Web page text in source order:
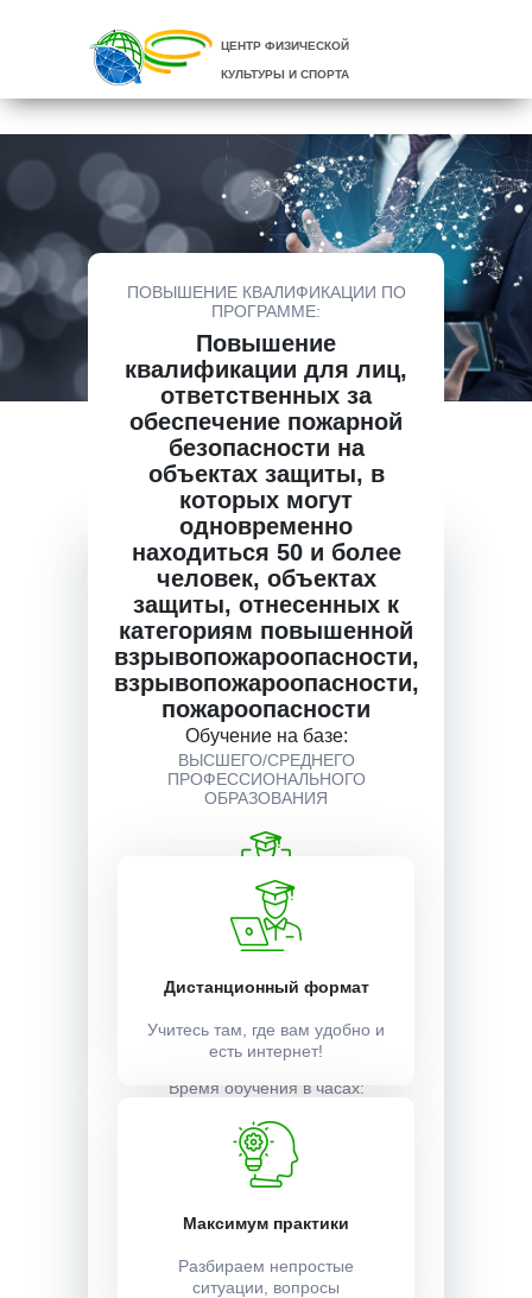
ЦЕНТР ФИЗИЧЕСКОЙ
КУЛЬТУРЫ И СПОРТА
ПОВЫШЕНИЕ КВАЛИФИКАЦИИ ПО
ПРОГРАММЕ:
Повышение
квалификации для лиц,
ответственных за
обеспечение пожарной
безопасности на
объектах защиты, в
которых могут
одновременно
находиться 50 и более
человек, объектах
защиты, отнесенных к
категориям повышенной
взрывопожароопасности,
взрывопожароопасности,
пожароопасности
Обучение на базе:
ВЫСШЕГО/СРЕДНЕГО
ПРОФЕССИОНАЛЬНОГО
ОБРАЗОВАНИЯ
Форма обучения:
Заочная, дистанционная
Время обучения в часах:
Время обучения в часах:
1 неделя
Учебный план:
Описание курса
Получаемые документы
Условия поступления
Дистанционный формат
Учитесь там, где вам удобно и
есть интернет!
Максимум практики
Разбираем непростые
ситуации, вопросы